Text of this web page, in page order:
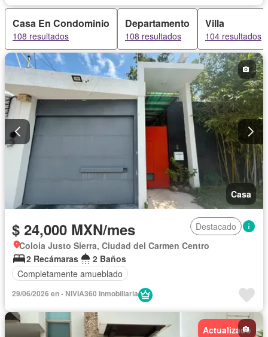
Casa En Condominio
108 resultados
Departamento
108 resultados
Villa
104 resultados
Casa
$ 24,000 MXN/mes
Destacado
Coloia Justo Sierra, Ciudad del Carmen Centro
2 Recámaras
2 Baños
Completamente amueblado
29/06/2026 en - NIVIA360 Inmobiliaria
Actualizado